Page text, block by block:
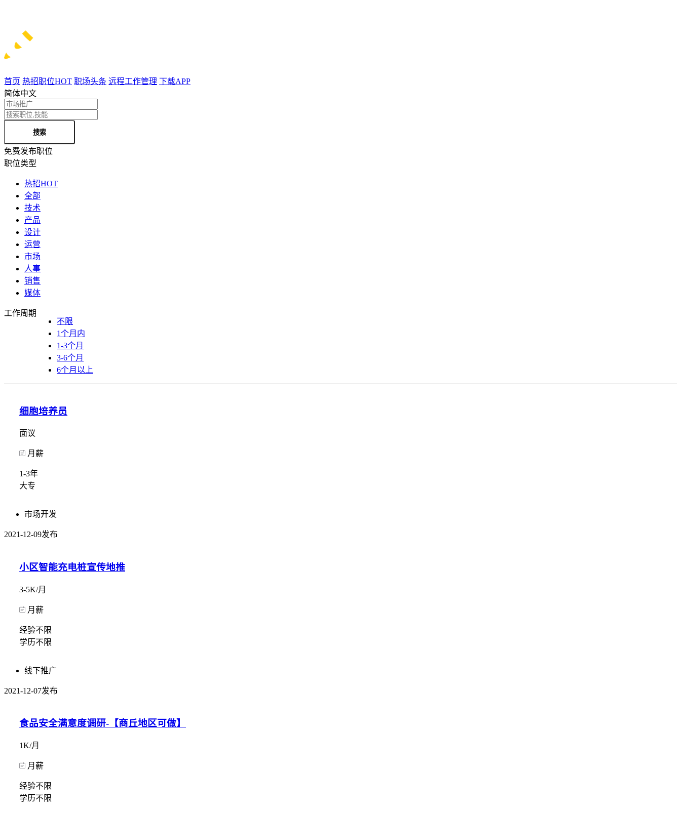
首页 热招职位HOT 职场头条 远程工作管理 下载APP
简体中文
搜索
免费发布职位
职位类型
热招HOT
全部
技术
产品
设计
运营
市场
人事
销售
媒体
工作周期
不限
1个月内
1-3个月
3-6个月
6个月以上
细胞培养员
面议
月薪
1-3年
大专
市场开发
2021-12-09发布
小区智能充电桩宣传地推
3-5K/月
月薪
经验不限
学历不限
线下推广
2021-12-07发布
食品安全满意度调研-【商丘地区可做】
1K/月
月薪
经验不限
学历不限